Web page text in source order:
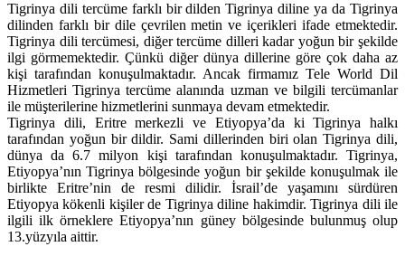
Tigrinya dili tercüme farklı bir dilden Tigrinya diline ya da Tigrinya
dilinden farklı bir dile çevrilen metin ve içerikleri ifade etmektedir.
Tigrinya dili tercümesi, diğer tercüme dilleri kadar yoğun bir şekilde
ilgi görmemektedir. Çünkü diğer dünya dillerine göre çok daha az
kişi tarafından konuşulmaktadır. Ancak firmamız Tele World Dil
Hizmetleri Tigrinya tercüme alanında uzman ve bilgili tercümanlar
ile müşterilerine hizmetlerini sunmaya devam etmektedir.
Tigrinya dili, Eritre merkezli ve Etiyopya’da ki Tigrinya halkı
tarafından yoğun bir dildir. Sami dillerinden biri olan Tigrinya dili,
dünya da 6.7 milyon kişi tarafından konuşulmaktadır. Tigrinya,
Etiyopya’nın Tigrinya bölgesinde yoğun bir şekilde konuşulmak ile
birlikte Eritre’nin de resmi dilidir. İsrail’de yaşamını sürdüren
Etiyopya kökenli kişiler de Tigrinya diline hakimdir. Tigrinya dili ile
ilgili ilk örneklere Etiyopya’nın güney bölgesinde bulunmuş olup
13.yüzyıla aittir.